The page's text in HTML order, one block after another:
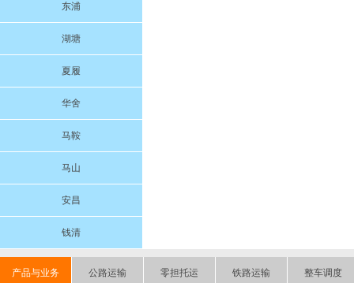
东浦
湖塘
夏履
华舍
马鞍
马山
安昌
钱清
产品与业务 公路运输 零担托运 铁路运输 整车调度